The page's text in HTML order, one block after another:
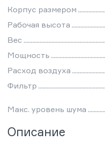
Корпус размером
Рабочая высота
Вес
Мощность
Расход воздуха
Фильтр
Макс. уровень шума
Описание